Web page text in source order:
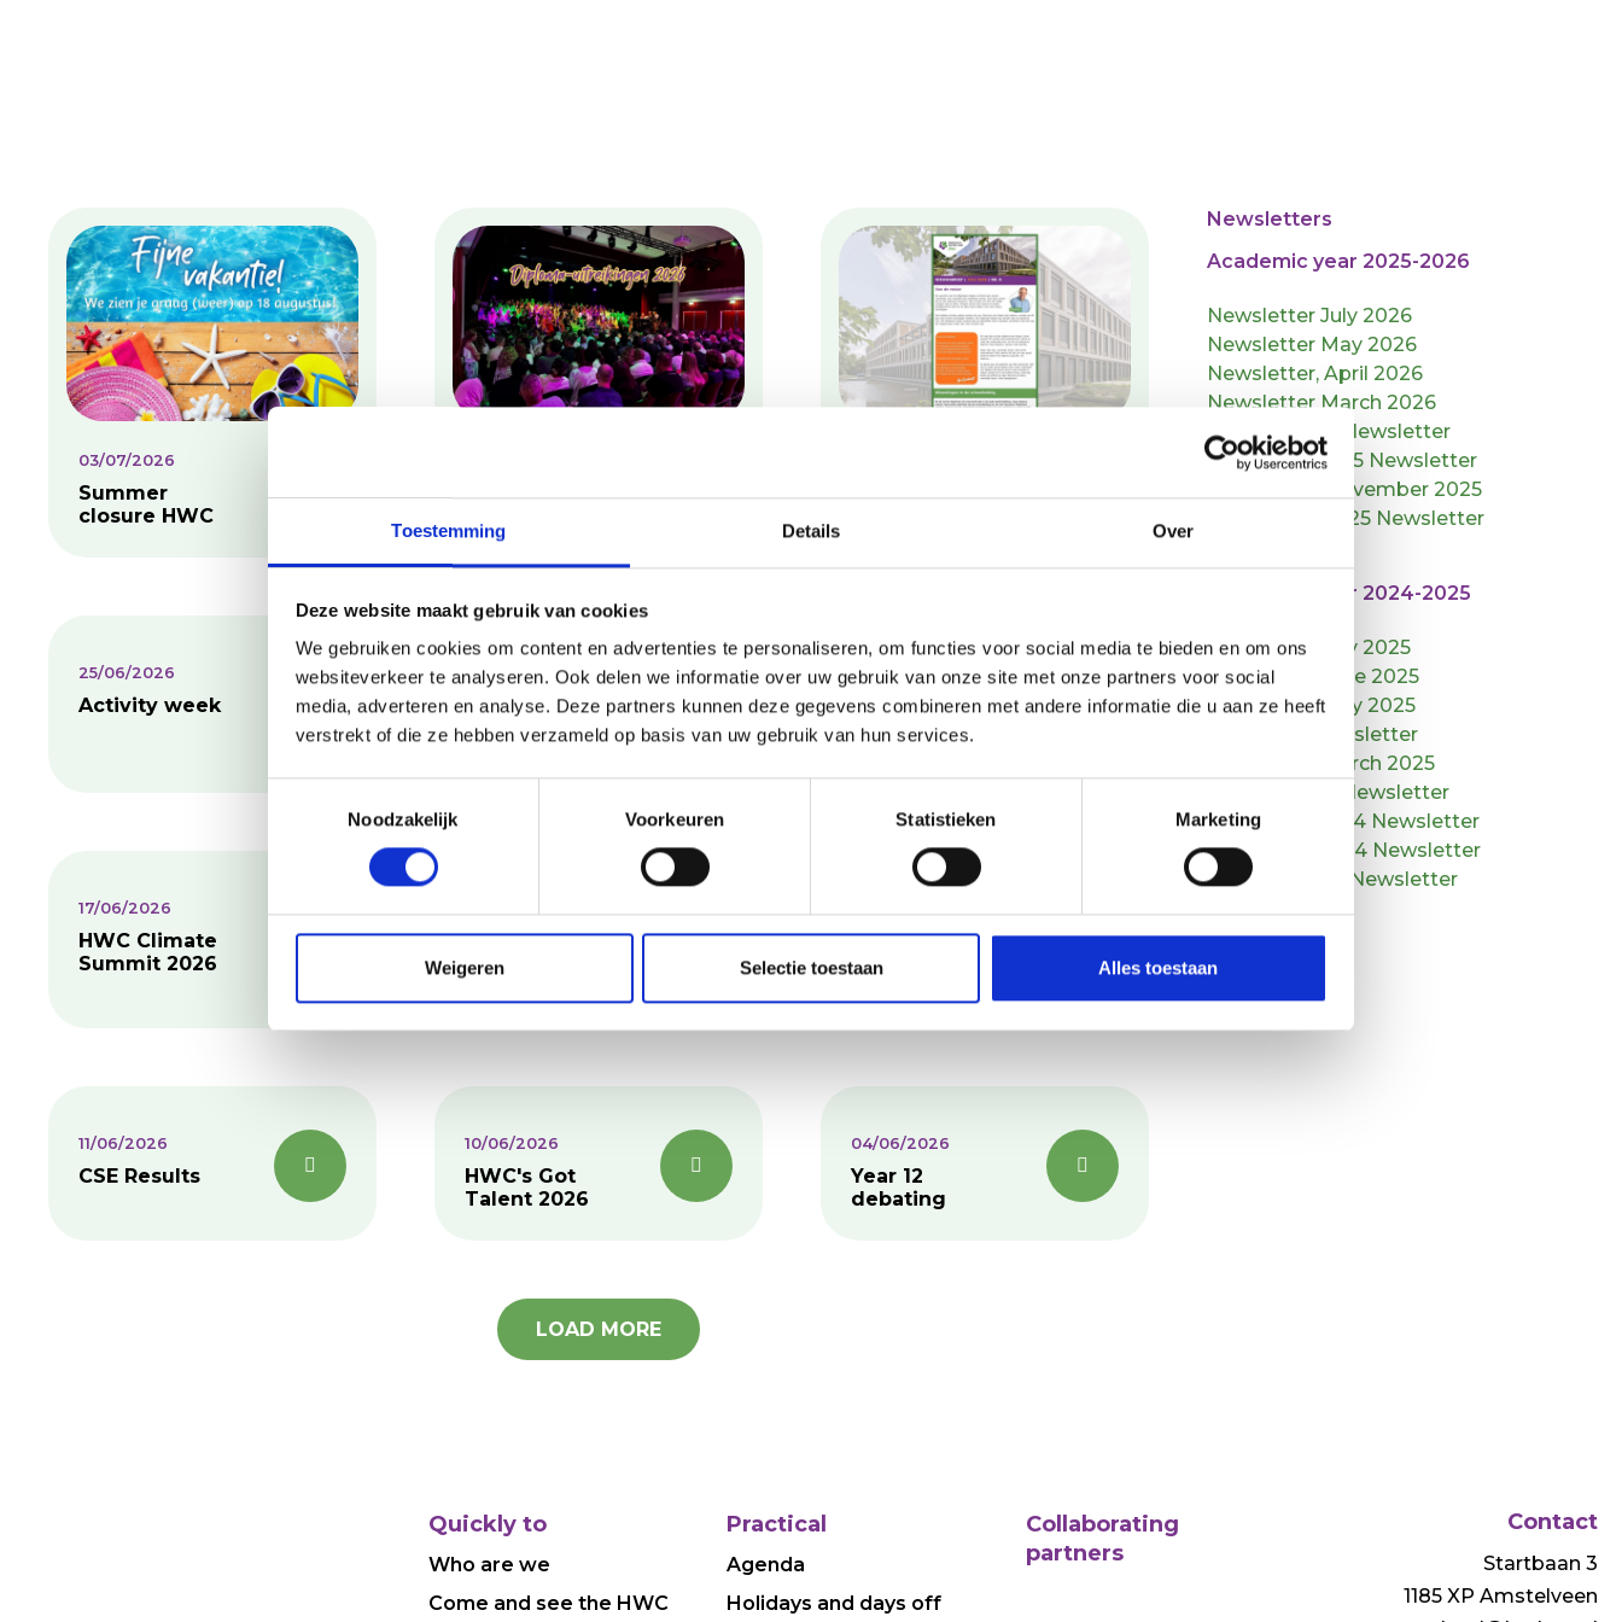
Toestemming Details Over
Deze website maakt gebruik van cookies
We gebruiken cookies om content en advertenties te personaliseren, om functies voor social media te bieden en om ons
websiteverkeer te analyseren. Ook delen we informatie over uw gebruik van onze site met onze partners voor social
media, adverteren en analyse. Deze partners kunnen deze gegevens combineren met andere informatie die u aan ze heeft
verstrekt of die ze hebben verzameld op basis van uw gebruik van hun services.
Noodzakelijk
Voorkeuren Statistieken Marketing
Weigeren Selectie toestaan Alles toestaan
03/07/2026
Summer
closure HWC
Diploma
Newsletter July
25/06/2026
Activity week
23/06/2026
UvA Science
Park Excursion
17/06/2026
Clothing market
for Smile at
17/06/2026
HWC Climate
Summit 2026
KNAW
Education
Passed!
11/06/2026
CSE Results
10/06/2026
HWC's Got
Talent 2026
04/06/2026
Year 12
debating
LOAD MORE
Newsletters
Academic year 2025-2026
Newsletter July 2026
Newsletter May 2026
Newsletter, April 2026
Newsletter March 2026
January 2026 Newsletter
December 2025 Newsletter
Newsletter, November 2025
September 2025 Newsletter
Academic year 2024-2025
Newsletter July 2025
Newsletter June 2025
Newsletter May 2025
April 2025 Newsletter
Newsletter March 2025
January 2025 Newsletter
December 2024 Newsletter
November 2024 Newsletter
October 2024 Newsletter
Quickly to
Who are we
Come and see the HWC
Practical
Agenda
Holidays and days off
Collaborating
partners
Contact
Startbaan 3
1185 XP Amstelveen